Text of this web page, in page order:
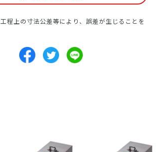
程上の寸法公差等により、誤差が生じることを